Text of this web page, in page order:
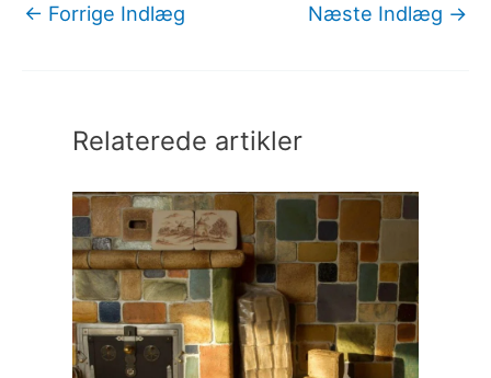
← Forrige Indlæg Næste Indlæg →
Relaterede artikler